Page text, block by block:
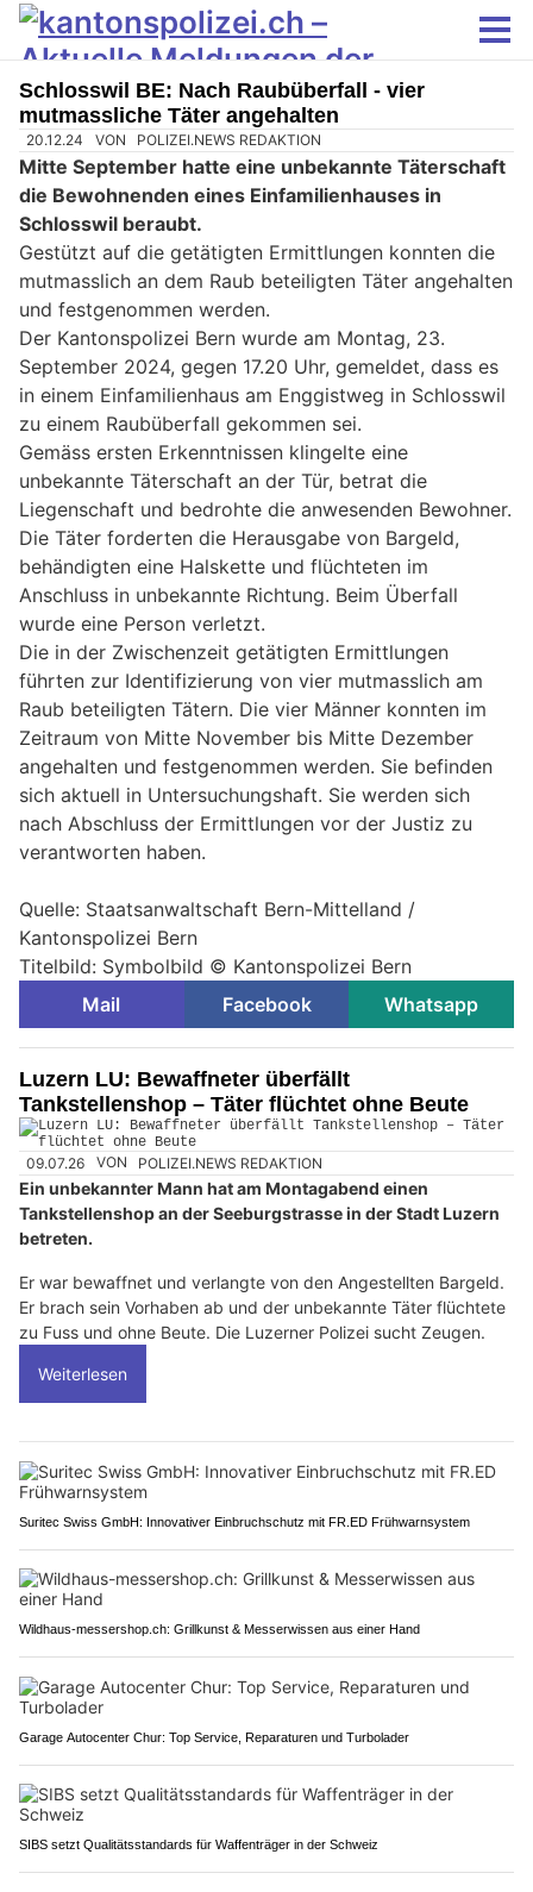
Schlosswil BE: Nach Raubüberfall - vier
mutmassliche Täter angehalten
20.12.24 VON POLIZEI.NEWS REDAKTION
Mitte September hatte eine unbekannte Täterschaft
die Bewohnenden eines Einfamilienhauses in
Schlosswil beraubt.
Gestützt auf die getätigten Ermittlungen konnten die
mutmasslich an dem Raub beteiligten Täter angehalten
und festgenommen werden.
Der Kantonspolizei Bern wurde am Montag, 23.
September 2024, gegen 17.20 Uhr, gemeldet, dass es
in einem Einfamilienhaus am Enggistweg in Schlosswil
zu einem Raubüberfall gekommen sei.
Gemäss ersten Erkenntnissen klingelte eine
unbekannte Täterschaft an der Tür, betrat die
Liegenschaft und bedrohte die anwesenden Bewohner.
Die Täter forderten die Herausgabe von Bargeld,
behändigten eine Halskette und flüchteten im
Anschluss in unbekannte Richtung. Beim Überfall
wurde eine Person verletzt.
Die in der Zwischenzeit getätigten Ermittlungen
führten zur Identifizierung von vier mutmasslich am
Raub beteiligten Tätern. Die vier Männer konnten im
Zeitraum von Mitte November bis Mitte Dezember
angehalten und festgenommen werden. Sie befinden
sich aktuell in Untersuchungshaft. Sie werden sich
nach Abschluss der Ermittlungen vor der Justiz zu
verantworten haben.
Quelle: Staatsanwaltschaft Bern-Mittelland /
Kantonspolizei Bern
Titelbild: Symbolbild © Kantonspolizei Bern
Mail
Facebook Whatsapp
Luzern LU: Bewaffneter überfällt
Tankstellenshop – Täter flüchtet ohne Beute
09.07.26 VON POLIZEI.NEWS REDAKTION
Ein unbekannter Mann hat am Montagabend einen
Tankstellenshop an der Seeburgstrasse in der Stadt Luzern
betreten.
Er war bewaffnet und verlangte von den Angestellten Bargeld.
Er brach sein Vorhaben ab und der unbekannte Täter flüchtete
zu Fuss und ohne Beute. Die Luzerner Polizei sucht Zeugen.
Weiterlesen
Suritec Swiss GmbH: Innovativer Einbruchschutz mit FR.ED Frühwarnsystem
Wildhaus-messershop.ch: Grillkunst & Messerwissen aus einer Hand
Garage Autocenter Chur: Top Service, Reparaturen und Turbolader
SIBS setzt Qualitätsstandards für Waffenträger in der Schweiz